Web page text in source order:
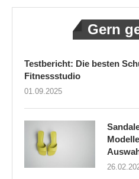
Gern
Testbericht: Die besten
Fitnessstudio
01.09.2025